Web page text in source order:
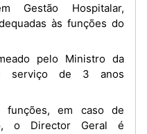
Gestão Hospitalar,
às funções do
serviço de 3 anos
o Director Geral é